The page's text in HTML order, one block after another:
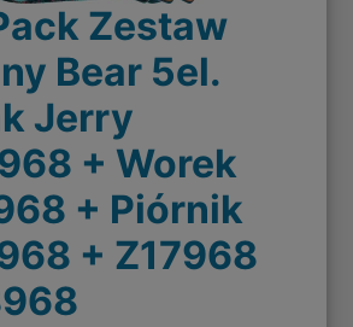
Zestaw
Bear 5el.
Jerry
+ Worek
+ Piórnik
+ Z17968